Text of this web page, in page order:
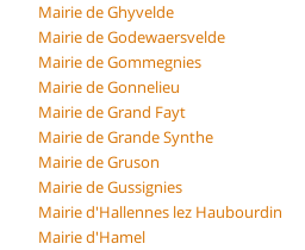
Mairie de Ghyvelde
Mairie de Godewaersvelde
Mairie de Gommegnies
Mairie de Gonnelieu
Mairie de Grand Fayt
Mairie de Grande Synthe
Mairie de Gruson
Mairie de Gussignies
Mairie d'Hallennes lez Haubourdin
Mairie d'Hamel